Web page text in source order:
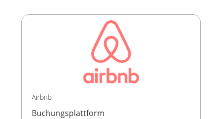
Airbnb
Buchungsplattform